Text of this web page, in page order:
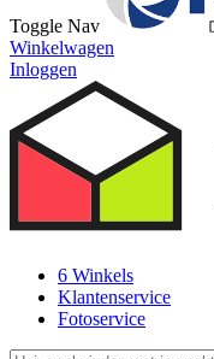
Toggle Nav
Winkelwagen
Inloggen
6 Winkels
Klantenservice
Fotoservice